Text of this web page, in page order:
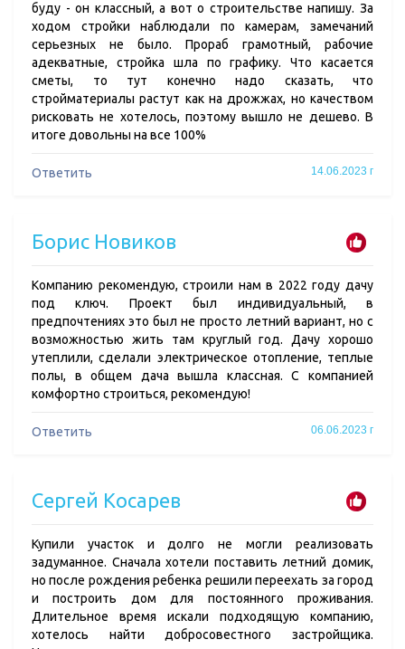
буду - он классный, а вот о строительстве напишу. За
ходом стройки наблюдали по камерам, замечаний
серьезных не было. Прораб грамотный, рабочие
адекватные, стройка шла по графику. Что касается
сметы, то тут конечно надо сказать, что
стройматериалы растут как на дрожжах, но качеством
рисковать не хотелось, поэтому вышло не дешево. В
итоге довольны на все 100%
Ответить 14.06.2023 г
Борис Новиков
Компанию рекомендую, строили нам в 2022 году дачу
под ключ. Проект был индивидуальный, в
предпочтениях это был не просто летний вариант, но с
возможностью жить там круглый год. Дачу хорошо
утеплили, сделали электрическое отопление, теплые
полы, в общем дача вышла классная. С компанией
комфортно строиться, рекомендую!
Ответить 06.06.2023 г
Сергей Косарев
Купили участок и долго не могли реализовать
задуманное. Сначала хотели поставить летний домик,
но после рождения ребенка решили переехать за город
и построить дом для постоянного проживания.
Длительное время искали подходящую компанию,
хотелось найти добросовестного застройщика.